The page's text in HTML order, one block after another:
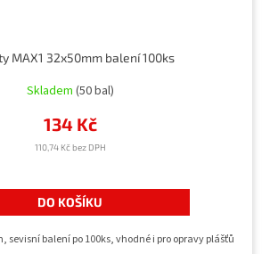
MAX1 32x50mm balení 100ks
Skladem (50 bal)
110,74 Kč bez DPH
134 Kč
DO KOŠÍKU
sevisní balení po 100ks, vhodné i pro opravy plášťů